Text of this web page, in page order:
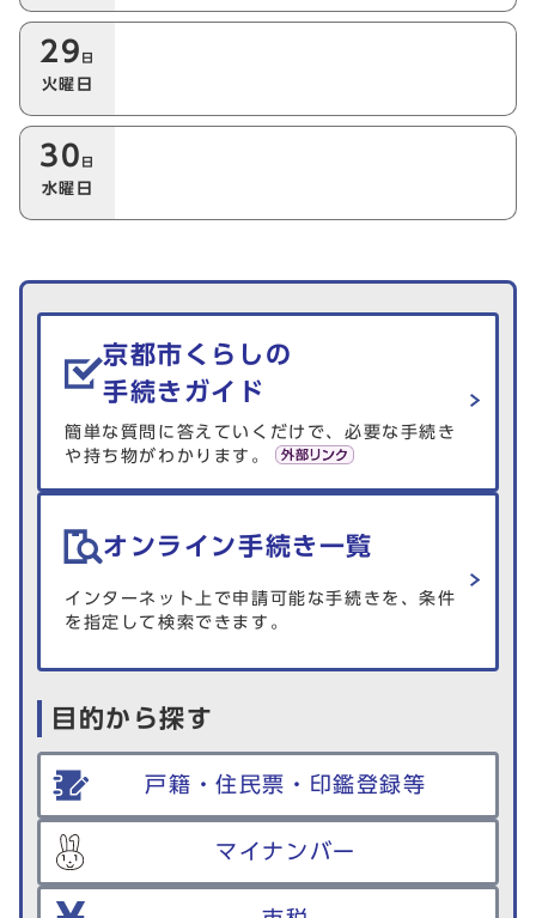
29 日
火曜日
30 日
水曜日
生活情報を探す
京都市くらしの
手続きガイド
簡単な質問に答えていくだけで、必要な手続き
や持ち物がわかります。
オンライン手続き一覧
インターネット上で申請可能な手続きを、条件
を指定して検索できます。
目的から探す
戸籍・住民票・印鑑登録等
マイナンバー